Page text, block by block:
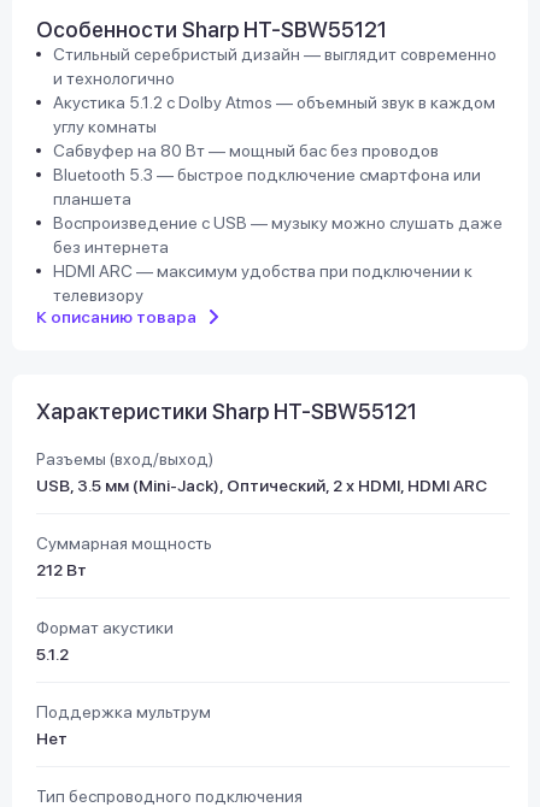
Особенности Sharp HT-SBW55121
Стильный серебристый дизайн — выглядит современно
и технологично
Акустика 5.1.2 с Dolby Atmos — объемный звук в каждом
углу комнаты
Сабвуфер на 80 Вт — мощный бас без проводов
Bluetooth 5.3 — быстрое подключение смартфона или
планшета
Воспроизведение с USB — музыку можно слушать даже
без интернета
HDMI ARC — максимум удобства при подключении к
телевизору
К описанию товара
Характеристики Sharp HT-SBW55121
Разъемы (вход/выход)
USB, 3.5 мм (Mini-Jack), Оптический, 2 х HDMI, HDMI ARC
Суммарная мощность
212 Вт
Формат акустики
5.1.2
Поддержка мультрум
Нет
Тип беспроводного подключения